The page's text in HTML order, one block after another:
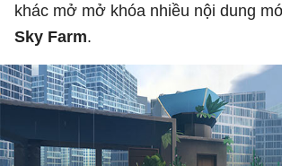
khác mở mở khóa nhiều nội dung
Sky Farm.